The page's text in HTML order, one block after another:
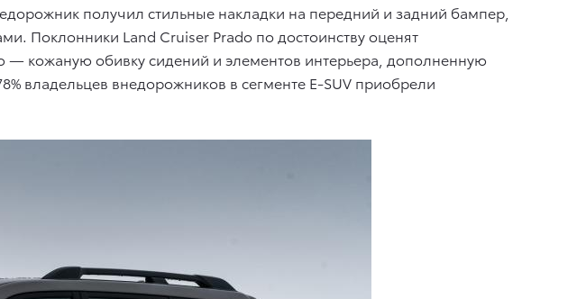
получил стильные накладки на передний и задний бампер,
Поклонники Land Cruiser Prado по достоинству оценят
кожаную обивку сидений и элементов интерьера, дополненную
владельцев внедорожников в сегменте E-SUV приобрели